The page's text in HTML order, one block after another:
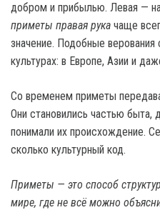
добром и прибылью. Левая —
приметы правая рука чаще
значение. Подобные
культурах: в Европе, Азии и
Со временем приметы
Они становились частью
понимали их происхождение.
сколько культурный код.
Приметы — это способ
мире, где не всё можно